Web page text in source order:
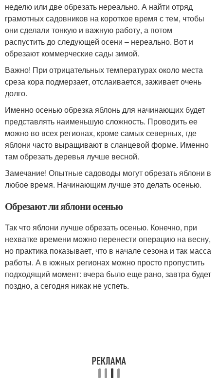
неделю или две обрезать нереально. А найти отряд
грамотных садовников на короткое время с тем, чтобы
они сделали тонкую и важную работу, а потом
распустить до следующей осени – нереально. Вот и
обрезают коммерческие сады зимой.
Важно! При отрицательных температурах около места
среза кора подмерзает, отслаивается, заживает очень
долго.
Именно осенью обрезка яблонь для начинающих будет
представлять наименьшую сложность. Проводить ее
можно во всех регионах, кроме самых северных, где
яблони часто выращивают в сланцевой форме. Именно
там обрезать деревья лучше весной.
Замечание! Опытные садоводы могут обрезать яблони в
любое время. Начинающим лучше это делать осенью.
Обрезают ли яблони осенью
Так что яблони лучше обрезать осенью. Конечно, при
нехватке времени можно перенести операцию на весну,
но практика показывает, что в начале сезона и так масса
работы. А в южных регионах можно просто пропустить
подходящий момент: вчера было еще рано, завтра будет
поздно, а сегодня никак не успеть.